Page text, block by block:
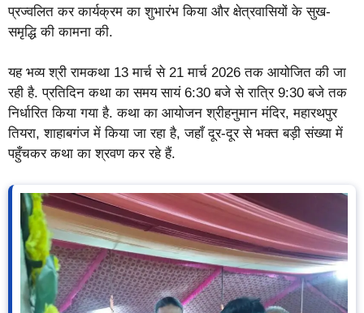
प्रज्वलित कर कार्यक्रम का शुभारंभ किया और क्षेत्रवासियों के सुख-
समृद्धि की कामना की.
यह भव्य श्री रामकथा 13 मार्च से 21 मार्च 2026 तक आयोजित की जा
रही है. प्रतिदिन कथा का समय सायं 6:30 बजे से रात्रि 9:30 बजे तक
निर्धारित किया गया है. कथा का आयोजन श्रीहनुमान मंदिर, महारथपुर
तियरा, शाहाबगंज में किया जा रहा है, जहाँ दूर-दूर से भक्त बड़ी संख्या में
पहुँचकर कथा का श्रवण कर रहे हैं.